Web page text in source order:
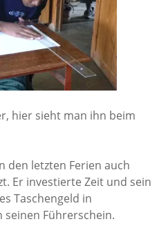
hier sieht man ihn beim
den letzten Ferien auch
Er investierte Zeit und sein
Taschengeld in
Führerschein.